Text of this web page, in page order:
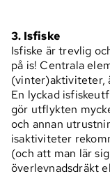
3. Isfiske
Isfiske är trevlig
på is! Centrala
(vinter)aktiviteter,
En lyckad
gör utflykten
och annan
isaktiviteter
(och att man lär
överlevnadsdräkt